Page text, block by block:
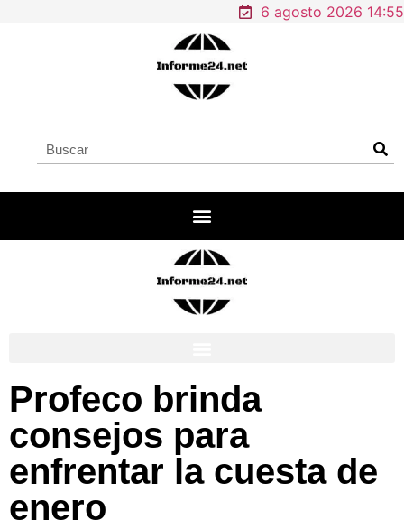
6 agosto 2026 14:55
Profeco brinda
consejos para
enfrentar la cuesta de
enero